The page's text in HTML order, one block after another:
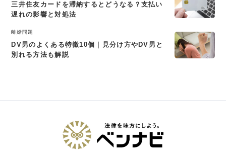
三井住友カードを滞納するとどうなる？支払い
遅れの影響と対処法
離婚問題
DV男のよくある特徴10個｜見分け方やDV男と
別れる方法も解説